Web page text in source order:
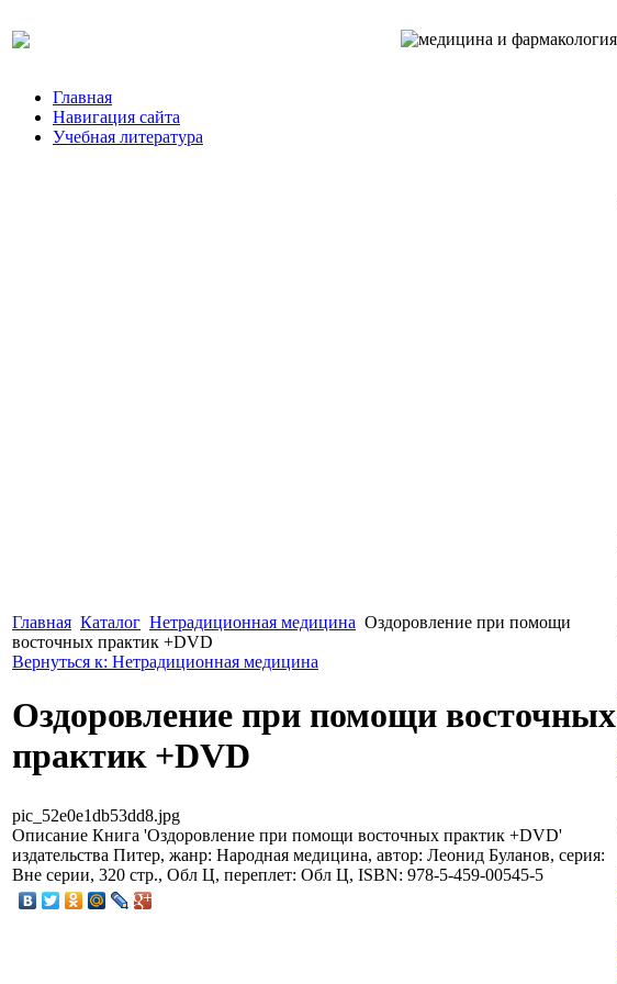
Главная
Навигация сайта
Учебная литература
Главная Каталог Нетрадиционная медицина Оздоровление при помощи
восточных практик +DVD
Вернуться к: Нетрадиционная медицина
Оздоровление при помощи восточных
практик +DVD
pic_52e0e1db53dd8.jpg
Описание Книга 'Оздоровление при помощи восточных практик +DVD'
издательства Питер, жанр: Народная медицина, автор: Леонид Буланов, серия:
Вне серии, 320 стр., Обл Ц, переплет: Обл Ц, ISBN: 978-5-459-00545-5